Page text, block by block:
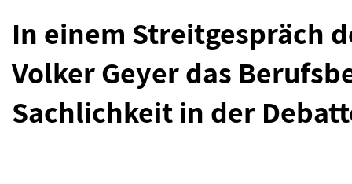
In einem Streitgespräch
Volker Geyer das
Sachlichkeit in der